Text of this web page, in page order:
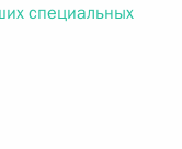
специальных